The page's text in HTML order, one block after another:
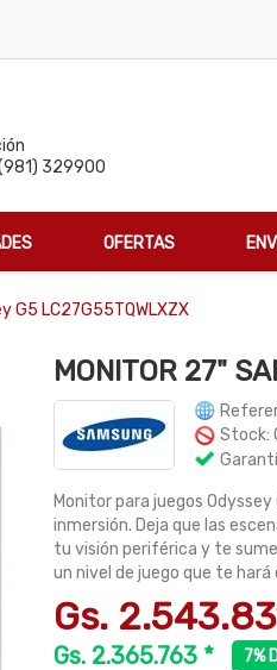
329900
OFERTAS
G5 LC27G55TQWLXZX
MONITOR 27"
Stock:
Monitor para juegos
inmersión. Deja que las
tu visión periférica y te
un nivel de juego que te
Gs.
Gs. 2.365.763 *
7%